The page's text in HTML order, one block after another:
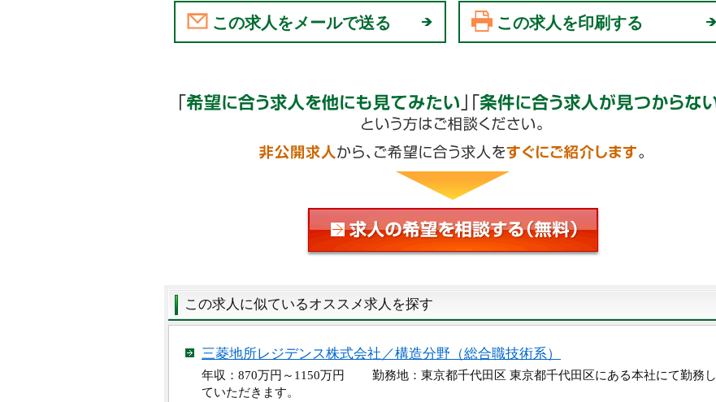
この求人をメールで送る この求人を印刷する
この求人に似ているオススメ求人を探す
三菱地所レジデンス株式会社／構造分野（総合職技術系）
年収：870万円～1150万円 勤務地：東京都千代田区 東京都千代田区にある本社にて勤務し
ていただきます。